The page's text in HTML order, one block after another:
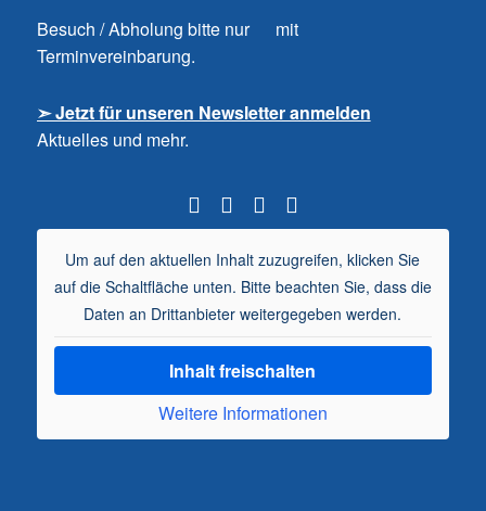
Besuch / Abholung bitte nur mit
Terminvereinbarung.
➣ Jetzt für unseren Newsletter anmelden
Aktuelles und mehr.
Um auf den aktuellen Inhalt zuzugreifen, klicken Sie
auf die Schaltfläche unten. Bitte beachten Sie, dass die
Daten an Drittanbieter weitergegeben werden.
Inhalt freischalten
Weitere Informationen